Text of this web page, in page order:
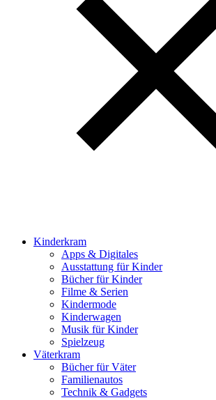
Kinderkram
Apps & Digitales
Ausstattung für Kinder
Bücher für Kinder
Filme & Serien
Kindermode
Kinderwagen
Musik für Kinder
Spielzeug
Väterkram
Bücher für Väter
Familienautos
Technik & Gadgets